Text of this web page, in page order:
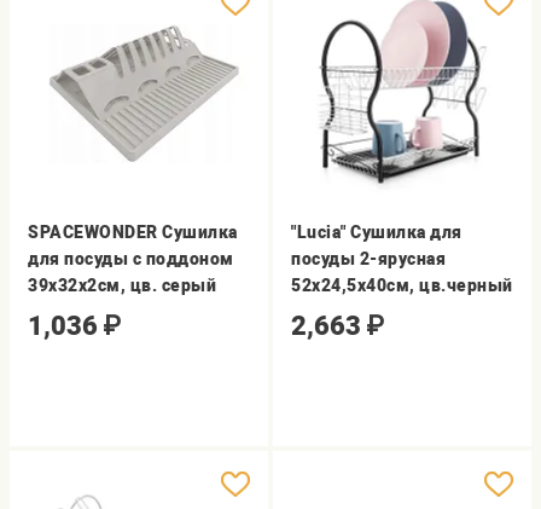
SPACEWONDER Сушилка
для посуды с поддоном
39х32х2см, цв. серый
1,036 ₽
"Lucia" Cушилка для
посуды 2-ярусная
52х24,5х40см, цв.черный
2,663 ₽